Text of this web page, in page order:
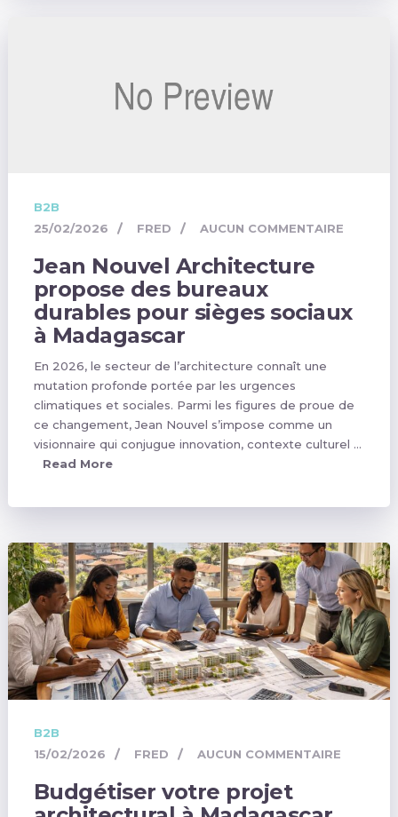
B2B
25/02/2026
FRED AUCUN COMMENTAIRE
Jean Nouvel Architecture
propose des bureaux
durables pour sièges sociaux
à Madagascar
En 2026, le secteur de l’architecture connaît une
mutation profonde portée par les urgences
climatiques et sociales. Parmi les figures de proue de
ce changement, Jean Nouvel s’impose comme un
visionnaire qui conjugue innovation, contexte culturel …
Read More
B2B
15/02/2026
FRED AUCUN COMMENTAIRE
Budgétiser votre projet